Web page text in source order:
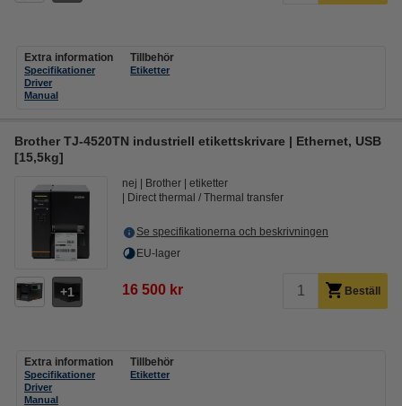
Extra information
Specifikationer
Driver
Manual
Tillbehör
Etiketter
Brother TJ-4520TN industriell etikettskrivare | Ethernet, USB
[15,5kg]
1
nej Brother
etiketter
Direct thermal / Thermal transfer
Se specifikationerna och beskrivningen
EU-lager
16 500 kr Beställ
Extra information
Specifikationer
Driver
Manual
Tillbehör
Etiketter